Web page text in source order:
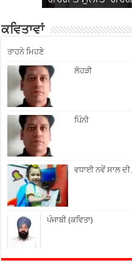
ਕਵਿਤਾਵਾਂ
ਤਾਹਨੇ ਮਿਹਣੇ
ਲੋਹੜੀ
ਪਿੰਨੀ
ਵਧਾਈ ਨਵੇਂ ਸਾਲ
ਪੰਜਾਬੀ (ਕਵਿਤਾ)